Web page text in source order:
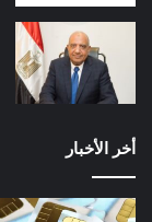
أخر الأخبار